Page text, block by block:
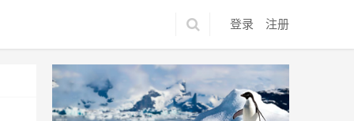
登录 注册